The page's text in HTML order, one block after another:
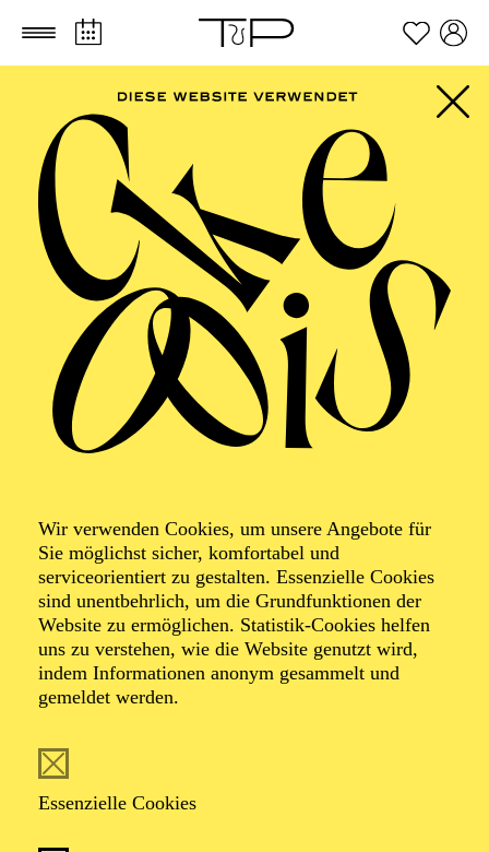
Zum Hauptinhalt springen Zum Footer springen
Wir verwenden Cookies, um unsere Angebote für
Sie möglichst sicher, komfortabel und
serviceorientiert zu gestalten. Essenzielle Cookies
sind unentbehrlich, um die Grundfunktionen der
Website zu ermöglichen. Statistik-Cookies helfen
uns zu verstehen, wie die Website genutzt wird,
indem Informationen anonym gesammelt und
gemeldet werden.
Essenzielle Cookies
AALTO MUSIKTHEATER
Das Wunder der
Heliane
Oper in drei Akten von Erich Wolfgang Korngold
Libretto von Hans Müller nach einem Mysterium von
Hans Kaltneker